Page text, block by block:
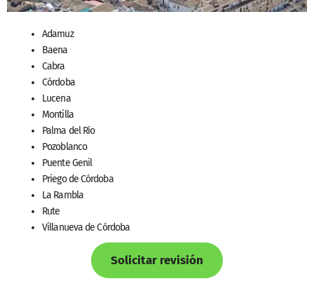
Adamuz
Baena
Cabra
Córdoba
Lucena
Montilla
Palma del Río
Pozoblanco
Puente Genil
Priego de Córdoba
La Rambla
Rute
Villanueva de Córdoba
Solicitar revisión